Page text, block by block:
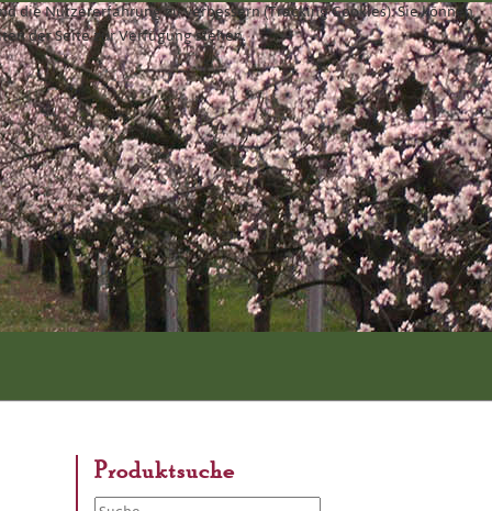
Produktsuche
die Nutzererfahrung zu verbessern (Tracking Cookies). Sie können
der Seite zur Verfügung stehen.